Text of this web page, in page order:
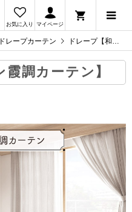
お気に入り マイページ
レープカーテン ドレープ【和モダン霞調カーテン】
霞調カーテン】